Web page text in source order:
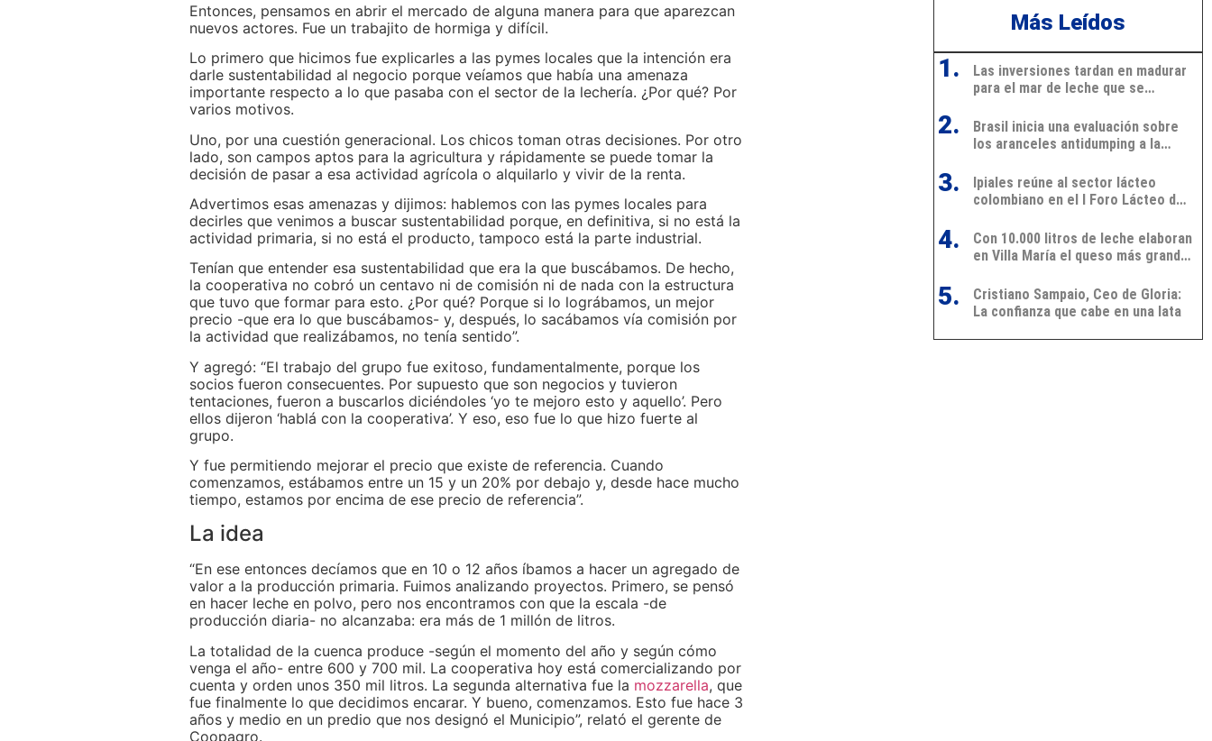
Entonces, pensamos en abrir el mercado de alguna manera para que aparezcan
nuevos actores. Fue un trabajito de hormiga y difícil.
Lo primero que hicimos fue explicarles a las pymes locales que la intención era
darle sustentabilidad al negocio porque veíamos que había una amenaza
importante respecto a lo que pasaba con el sector de la lechería. ¿Por qué? Por
varios motivos.
Uno, por una cuestión generacional. Los chicos toman otras decisiones. Por otro
lado, son campos aptos para la agricultura y rápidamente se puede tomar la
decisión de pasar a esa actividad agrícola o alquilarlo y vivir de la renta.
Advertimos esas amenazas y dijimos: hablemos con las pymes locales para
decirles que venimos a buscar sustentabilidad porque, en definitiva, si no está la
actividad primaria, si no está el producto, tampoco está la parte industrial.
Tenían que entender esa sustentabilidad que era la que buscábamos. De hecho,
la cooperativa no cobró un centavo ni de comisión ni de nada con la estructura
que tuvo que formar para esto. ¿Por qué? Porque si lo lográbamos, un mejor
precio -que era lo que buscábamos- y, después, lo sacábamos vía comisión por
la actividad que realizábamos, no tenía sentido”.
Y agregó: “El trabajo del grupo fue exitoso, fundamentalmente, porque los
socios fueron consecuentes. Por supuesto que son negocios y tuvieron
tentaciones, fueron a buscarlos diciéndoles ‘yo te mejoro esto y aquello’. Pero
ellos dijeron ‘hablá con la cooperativa’. Y eso, eso fue lo que hizo fuerte al
grupo.
Y fue permitiendo mejorar el precio que existe de referencia. Cuando
comenzamos, estábamos entre un 15 y un 20% por debajo y, desde hace mucho
tiempo, estamos por encima de ese precio de referencia”.
La idea
“En ese entonces decíamos que en 10 o 12 años íbamos a hacer un agregado de
valor a la producción primaria. Fuimos analizando proyectos. Primero, se pensó
en hacer leche en polvo, pero nos encontramos con que la escala -de
producción diaria- no alcanzaba: era más de 1 millón de litros.
La totalidad de la cuenca produce -según el momento del año y según cómo
venga el año- entre 600 y 700 mil. La cooperativa hoy está comercializando por
cuenta y orden unos 350 mil litros. La segunda alternativa fue la mozzarella, que
fue finalmente lo que decidimos encarar. Y bueno, comenzamos. Esto fue hace 3
años y medio en un predio que nos designó el Municipio”, relató el gerente de
Coopagro.
Más Leídos
1.
2.
3.
4.
5.
Las inversiones tardan en madurar
para el mar de leche que se
Brasil inicia una evaluación sobre
los aranceles antidumping a la
Uruguay
Ipiales reúne al sector lácteo
colombiano en el I Foro Lácteo del
Con 10.000 litros de leche elaboran
en Villa María el queso más grande
Cristiano Sampaio, Ceo de Gloria:
La confianza que cabe en una lata